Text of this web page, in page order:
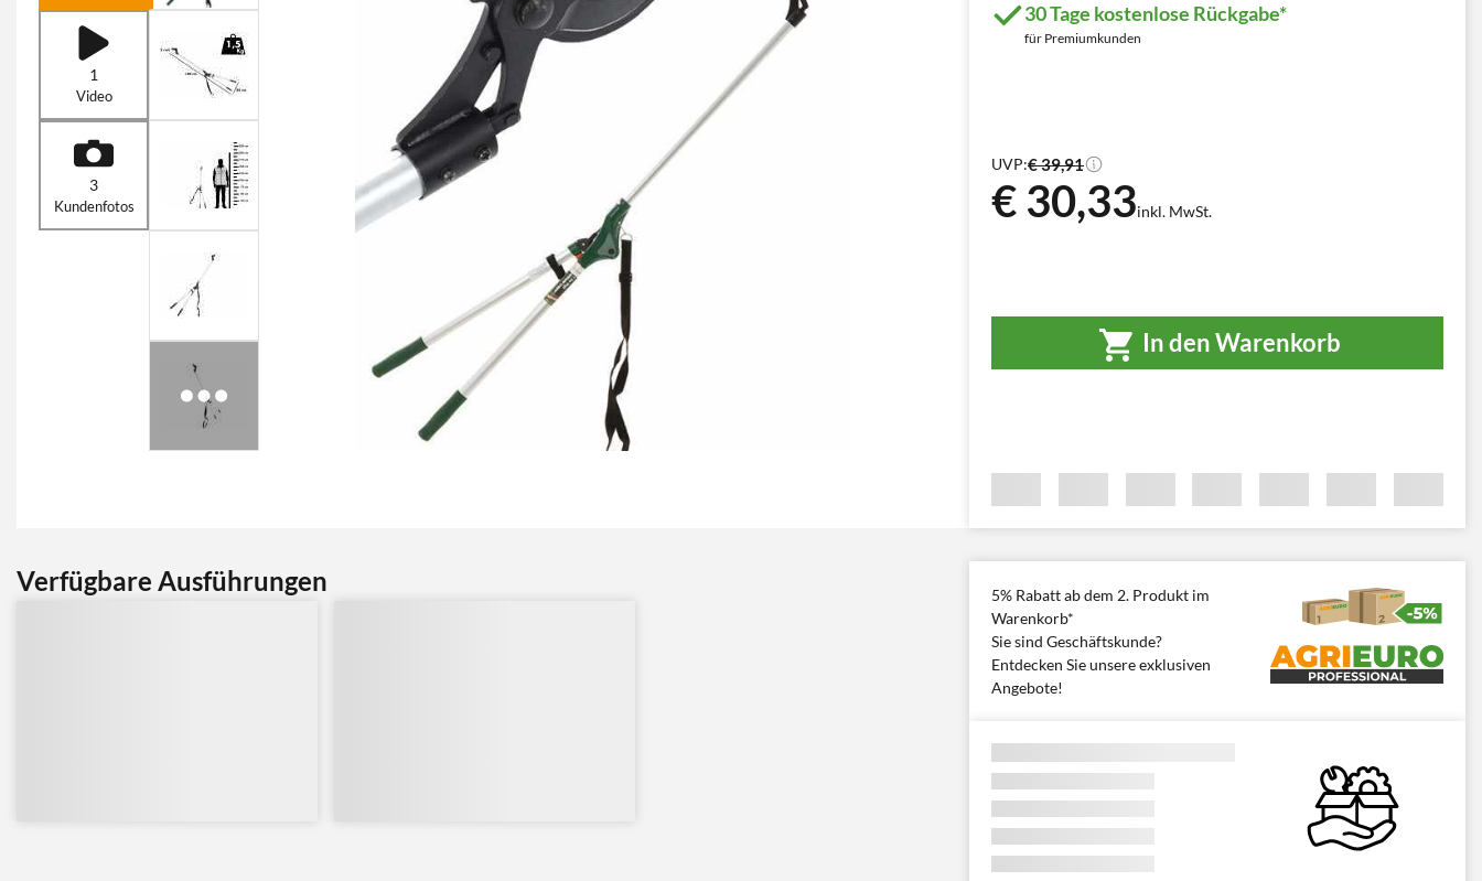
1
Video
3
Kundenfotos
30 Tage kostenlose Rückgabe*
für Premiumkunden
UVP:€ 39,91
€ 30,33inkl. MwSt.
In den Warenkorb
Verfügbare Ausführungen
5% Rabatt ab dem 2. Produkt im
Warenkorb*
Sie sind Geschäftskunde?
Entdecken Sie unsere exklusiven
Angebote!